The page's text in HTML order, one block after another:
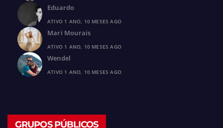
Eduardo
ATIVO 1 ANO, 10 MESES AGO
Mari Mourais
ATIVO 1 ANO, 10 MESES AGO
Wendel
ATIVO 1 ANO, 10 MESES AGO
GRUPOS PÚBLICOS